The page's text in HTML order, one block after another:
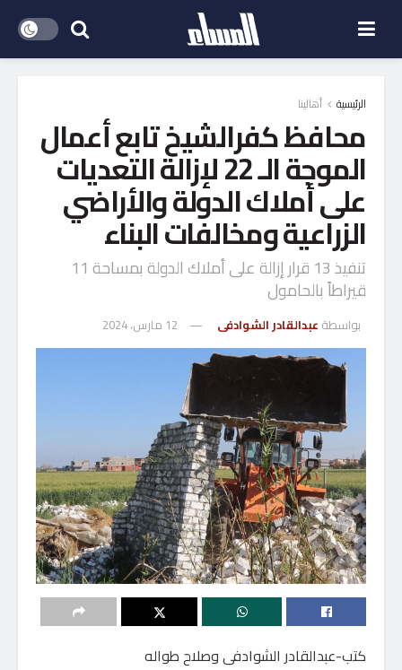
الرئيسية أهالينا
محافظ كفرالشيخ تابع أعمال
الموجة الـ 22 لإزالة التعديات
على أملاك الدولة والأراضي
الزراعية ومخالفات البناء
تنفيذ 13 قرار إزالة على أملاك الدولة بمساحة 11
قيراطاً بالحامول
بواسطة عبدالقادر الشوادفى 12 مارس، 2024
كتب-عبدالقادر الشوادفى وصلاح طواله